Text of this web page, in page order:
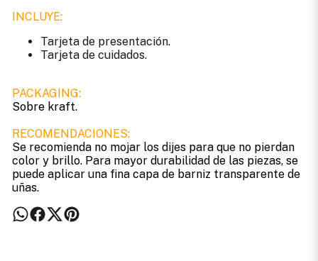
INCLUYE:
Tarjeta de presentación.
Tarjeta de cuidados.
PACKAGING:
Sobre kraft.
RECOMENDACIONES:
Se recomienda no mojar los dijes para que no pierdan
color y brillo. Para mayor durabilidad de las piezas, se
puede aplicar una fina capa de barniz transparente de
uñas.